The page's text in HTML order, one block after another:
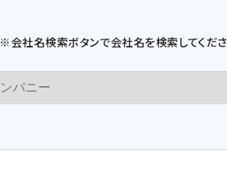
※会社名検索ボタンで会社名を検索してくだ